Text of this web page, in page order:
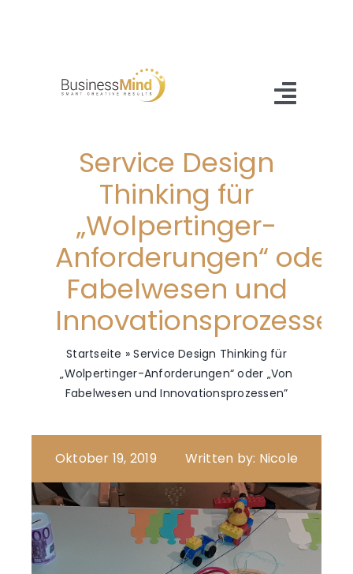
springen
Blog
Service Design
Thinking für
„Wolpertinger-
Anforderungen“ oder
Fabelwesen und
Startseite »Service Design Thinking für
„Wolpertinger-Anforderungen“ oder „Von
Fabelwesen und Innovationsprozessen”
Oktober 19, 2019 Written by: Nicole